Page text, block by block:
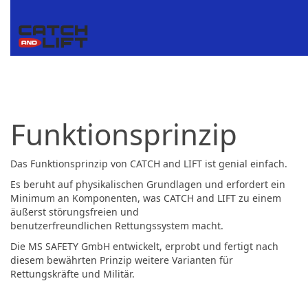
Funktionsprinzip
Das Funktionsprinzip von CATCH and LIFT ist genial einfach.
Es beruht auf physikalischen Grundlagen und erfordert ein
Minimum an Komponenten, was CATCH and LIFT zu einem
äußerst störungsfreien und
benutzerfreundlichen Rettungssystem macht.
Die MS SAFETY GmbH entwickelt, erprobt und fertigt nach
diesem bewährten Prinzip weitere Varianten für
Rettungskräfte und Militär.